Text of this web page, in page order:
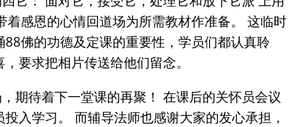
感恩的心情回道场为所需教材作准备。 这临时
佛的功德及定课的重要性，学员们都认真聆
要求把相片传送给他们留念。
期待着下一堂课的再聚！ 在课后的关怀员会议
入学习。 而辅导法师也感谢大家的发心承担，